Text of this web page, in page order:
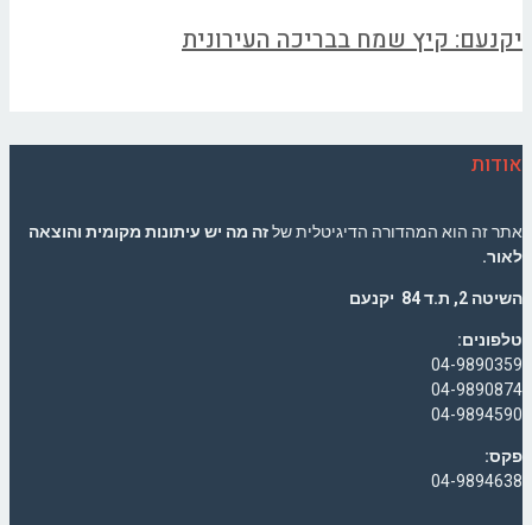
יקנעם: קיץ שמח בבריכה העירונית
אודות
אתר זה הוא המהדורה הדיגיטלית שלזה מה יש עיתונות מקומית והוצאה
לאור.
השיטה 2, ת.ד 84 יקנעם
טלפונים:
04-9890359
04-9890874
04-9894590
פקס:
04-9894638